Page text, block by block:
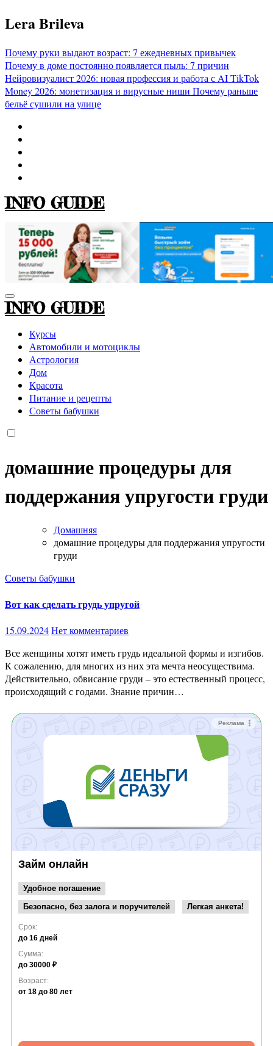
Перейти
к
Lera Brileva
Почему руки выдают возраст: 7 ежедневных привычек
Почему в доме постоянно появляется пыль: 7 причин
Нейровизуалист 2026: новая профессия и работа с AITikTok
Money 2026: монетизация и вирусные ниши Почему раньше
бельё сушили на улице
INFO GUIDE
INFO GUIDE
Курсы
Автомобили и мотоциклы
Астрология
Дом
Красота
Питание и рецепты
Советы бабушки
домашние процедуры для
поддержания упругости груди
Домашняя
домашние процедуры для поддержания упругости
груди
Советы бабушки
Вот как сделать грудь упругой
15.09.2024Нет комментариев
Все женщины хотят иметь грудь идеальной формы и изгибов.
К сожалению, для многих из них эта мечта неосуществима.
Действительно, обвисание груди – это естественный процесс,
происходящий с годами. Знание причин…
Реклама
Займ онлайн
Удобное погашение
Безопасно, без залога и поручителей
Легкая анкета!
Срок:
до 16 дней
Сумма:
до 30000 ₽
Возраст:
от 18 до 80 лет